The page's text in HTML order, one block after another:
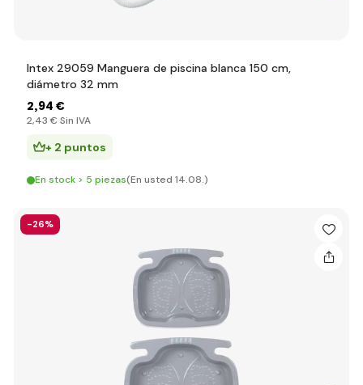
Intex 29059 Manguera de piscina blanca 150 cm,
diámetro 32 mm
2,94 €
2,43 € Sin IVA
+ 2 puntos
En stock > 5 piezas(En usted 14.08.)
-26%